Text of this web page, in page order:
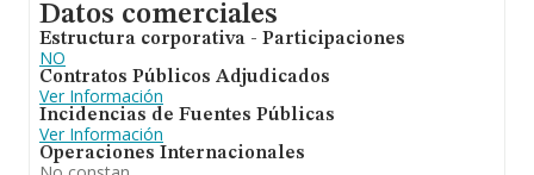
Datos comerciales
Estructura corporativa - Participaciones
NO
Contratos Públicos Adjudicados
Ver Información
Incidencias de Fuentes Públicas
Ver Información
Operaciones Internacionales